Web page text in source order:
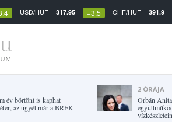
USD/HUF 317.95 +3.5 CHF/HUF 391.9
év börtönt is kaphat
az ügyét már a BRFK
2 ÓRÁJA
Orbán